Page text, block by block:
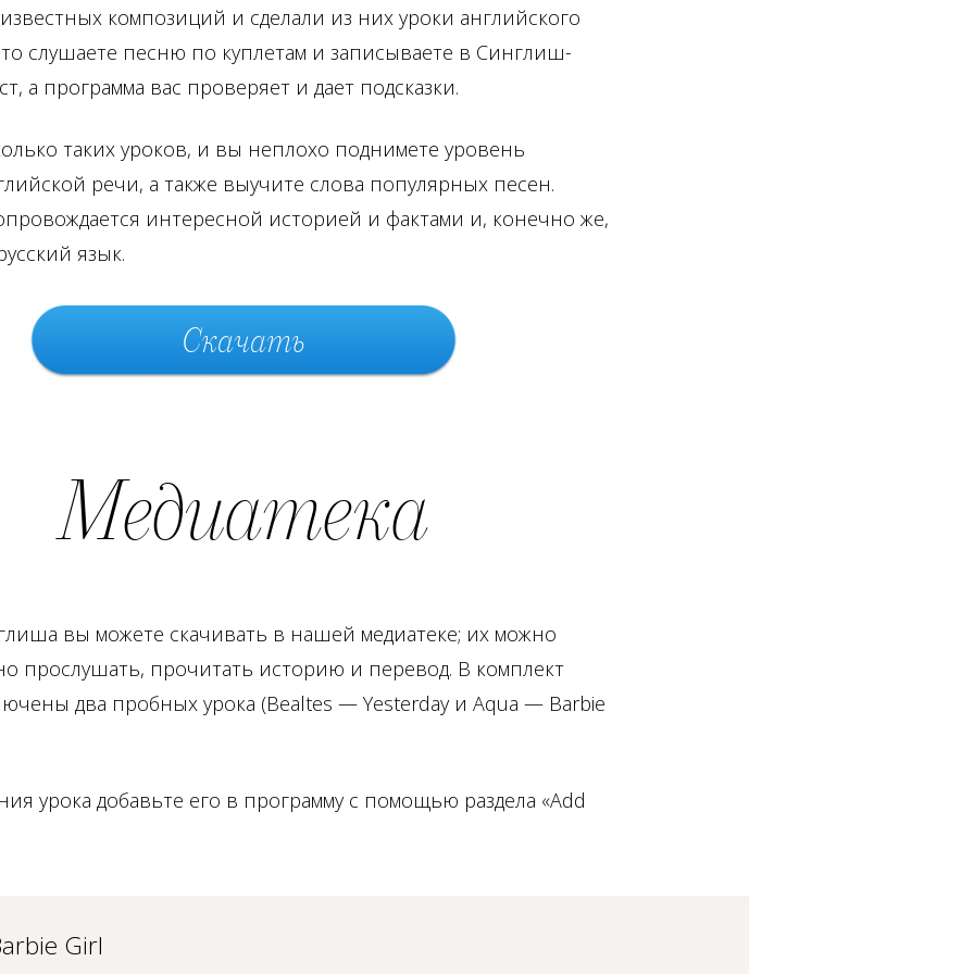
композиций и сделали из них уроки английского
слушаете песню по куплетам и записываете в Синглиш-
а программа вас проверяет и дает подсказки.
таких уроков, и вы неплохо поднимете уровень
речи, а также выучите слова популярных песен.
интересной историей и фактами и, конечно же,
язык.
Скачать
Медиатека
вы можете скачивать в нашей медиатеке; их можно
прослушать, прочитать историю и перевод. В комплект
два пробных урока (Bealtes — Yesterday и Aqua — Barbie
урока добавьте его в программу с помощью раздела «Add
Girl